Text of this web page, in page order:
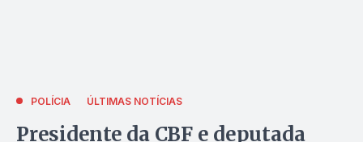
POLÍCIA ÚLTIMAS NOTÍCIAS
Presidente da CBF e deputada